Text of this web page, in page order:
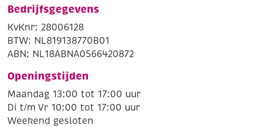
Bedrijfsgegevens
KvKnr: 28006128
BTW: NL819138770B01
ABN: NL18ABNA0566420872
Openingstijden
Maandag 13:00 tot 17:00 uur
Di t/m Vr 10:00 tot 17:00 uur
Weekend gesloten